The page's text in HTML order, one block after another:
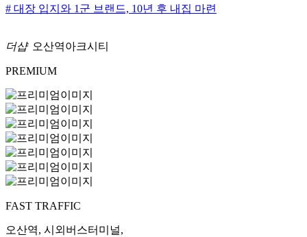
# 대장 입지와 1군 브랜드, 10년 후 내집 마련
더샵 오산역아크시티
PREMIUM
FAST TRAFFIC
오산역, 시외버스터미널,